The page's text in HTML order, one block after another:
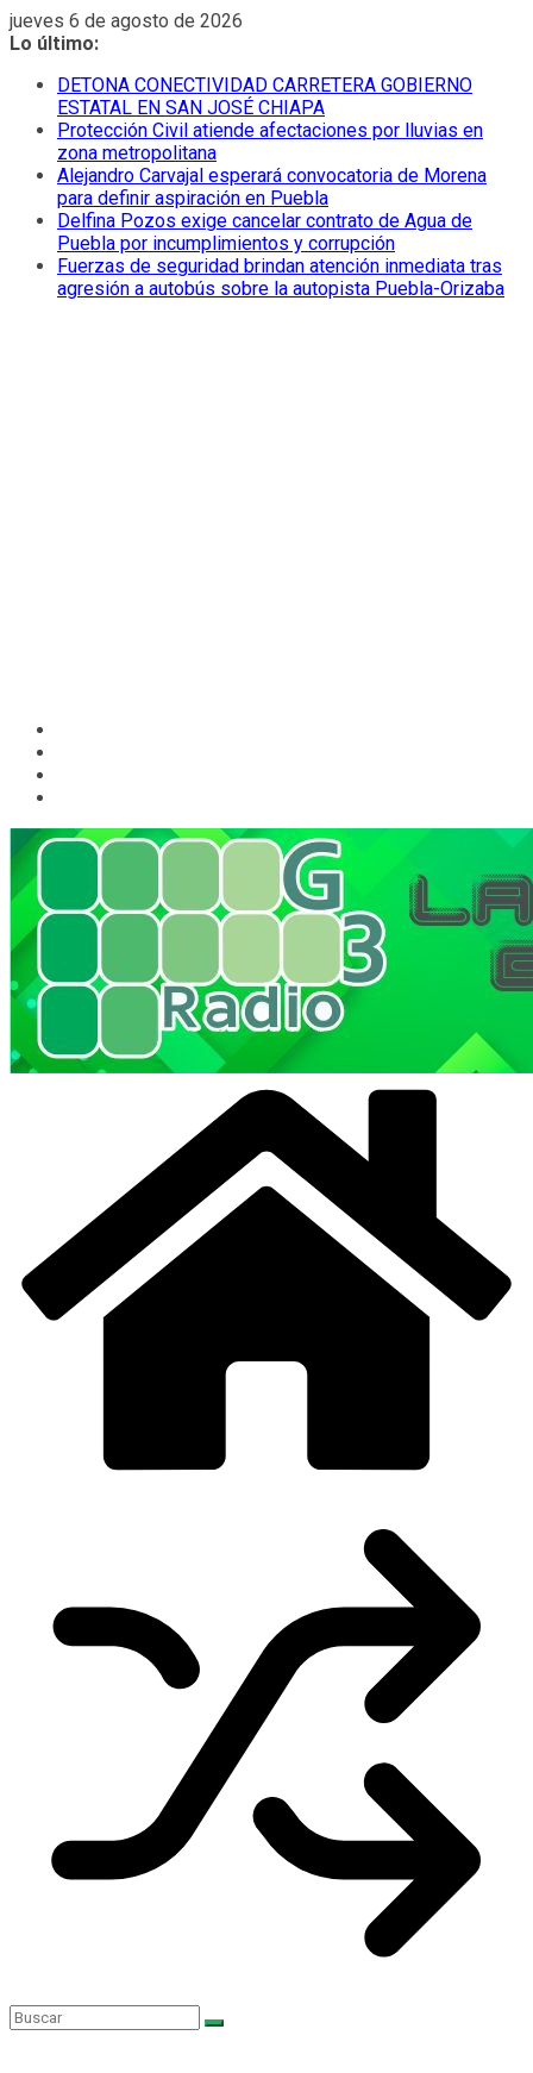
Saltar
al
jueves 6 de agosto de 2026
Lo último:
DETONA CONECTIVIDAD CARRETERA GOBIERNO
ESTATAL EN SAN JOSÉ CHIAPA
Protección Civil atiende afectaciones por lluvias en
zona metropolitana
Alejandro Carvajal esperará convocatoria de Morena
para definir aspiración en Puebla
Delfina Pozos exige cancelar contrato de Agua de
Puebla por incumplimientos y corrupción
Fuerzas de seguridad brindan atención inmediata tras
agresión a autobús sobre la autopista Puebla-Orizaba